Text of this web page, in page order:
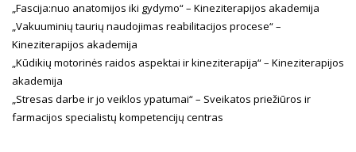
„Fascija:nuo anatomijos iki gydymo“ – Kineziterapijos akademija
„Vakuuminių taurių naudojimas reabilitacijos procese“ –
Kineziterapijos akademija
„Kūdikių motorinės raidos aspektai ir kineziterapija“ – Kineziterapijos
akademija
„Stresas darbe ir jo veiklos ypatumai“ – Sveikatos priežiūros ir
farmacijos specialistų kompetencijų centras